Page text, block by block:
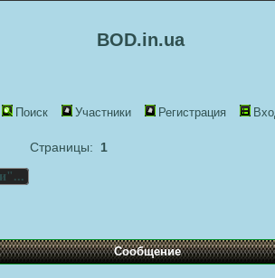
BOD.in.ua
Поиск Участники Регистрация
Страницы: 1
Сообщение